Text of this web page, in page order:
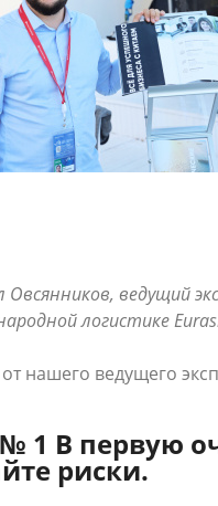
Овсянников, ведущий
логистике
нашего ведущего
1 В первую
риски.